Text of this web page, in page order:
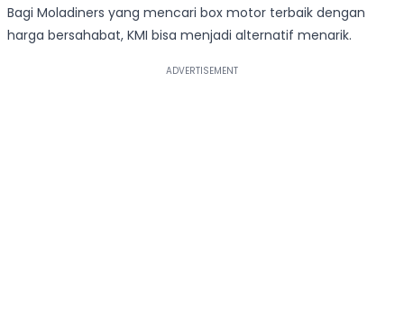
Bagi Moladiners yang mencari box motor terbaik dengan
harga bersahabat, KMI bisa menjadi alternatif menarik.